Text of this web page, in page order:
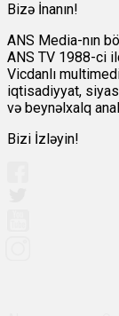
Bizə İnanın!
ANS Media-nın
ANS TV 1988-ci
Vicdanlı
iqtisadiyyat,
və beynəlxalq
Bizi İzləyin!